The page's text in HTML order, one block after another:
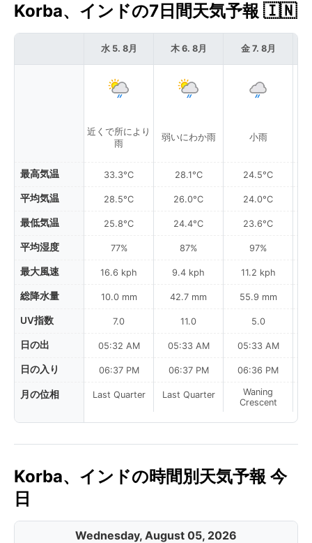
Korba、インドの7日間天気予報 🇮🇳
最高気温
平均気温
最低気温
平均湿度
最大風速
総降水量
UV指数
日の出
日の入り
月の位相
水 5. 8月
近くで所により
雨
33.3°C
28.5°C
25.8°C
77%
16.6 kph
10.0 mm
7.0
05:32 AM
06:37 PM
Last Quarter
木 6. 8月
弱いにわか雨
28.1°C
26.0°C
24.4°C
87%
9.4 kph
42.7 mm
11.0
05:33 AM
06:37 PM
Last Quarter
金 7. 8月
小雨
24.5°C
24.0°C
23.6°C
97%
11.2 kph
55.9 mm
5.0
05:33 AM
06:36 PM
Waning
Crescent
Korba、インドの時間別天気予報 今
日
Wednesday, August 05, 2026